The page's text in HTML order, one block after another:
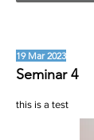
19 Mar 2023
Seminar 4
this is a test